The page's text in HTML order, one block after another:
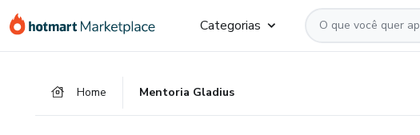
para
para
para
Categorias
Home Mentoria Gladius